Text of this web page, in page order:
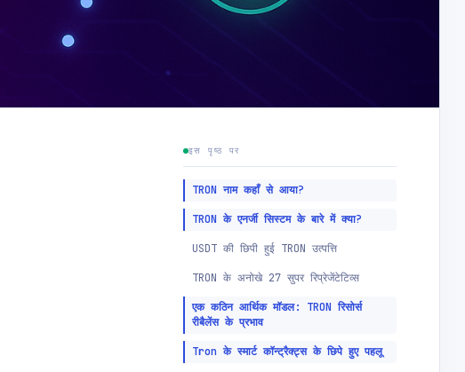
इस पृष्ठ पर
TRON नाम कहाँ से आया?
TRON के एनर्जी सिस्टम के बारे में क्या?
USDT की छिपी हुई TRON उत्पत्ति
TRON के अनोखे 27 सुपर रिप्रेजेंटेटिव्स
एक कठिन आर्थिक मॉडल: TRON रिसोर्स
रीबैलेंस के प्रभाव
Tron के स्मार्ट कॉन्ट्रैक्ट्स के छिपे हुए पहलू